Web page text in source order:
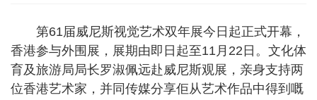
第61届威尼斯视觉艺术双年展今日起正式开幕，
香港参与外围展，展期由即日起至11月22日。文化体
育及旅游局局长罗淑佩远赴威尼斯观展，亲身支持两
位香港艺术家，并同传媒分享佢从艺术作品中得到嘅